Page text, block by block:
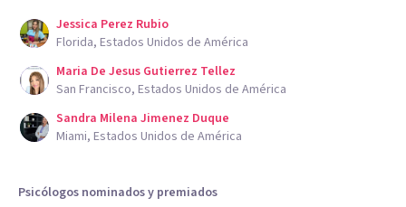
Jessica Perez Rubio
Florida, Estados Unidos de América
Maria De Jesus Gutierrez Tellez
San Francisco, Estados Unidos de América
Sandra Milena Jimenez Duque
Miami, Estados Unidos de América
Psicólogos nominados y premiados